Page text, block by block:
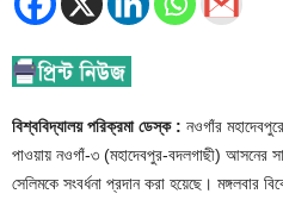
বিশ্ববিদ্যালয় পরিক্রমা ডেস্ক : নওগাঁর
পাওয়ায় নওগাঁ-৩ (মহাদেবপুর-বদলগাছী) আসনের
সেলিমকে সংবর্ধনা প্রদান করা হয়েছে। মঙ্গলবার